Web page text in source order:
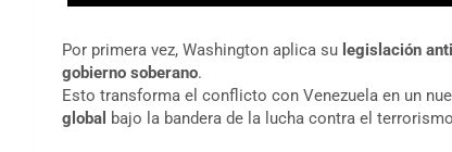
Por primera vez, Washington aplica su legislación
gobierno soberano.
Esto transforma el conflicto con Venezuela en un
global bajo la bandera de la lucha contra el